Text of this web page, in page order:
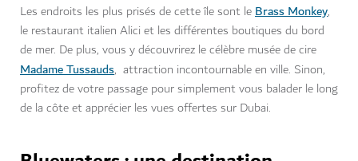
Les endroits les plus prisés de cette île sont leBrass Monkey,
le restaurant italien Alici et les différentes boutiques du bord
de mer. De plus, vous y découvrirez le célèbre musée de cire
Madame Tussauds, attraction incontournable en ville. Sinon,
profitez de votre passage pour simplement vous balader le long
de la côte et apprécier les vues offertes sur Dubai.